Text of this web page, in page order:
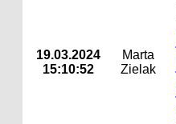
19.03.2024
15:10:52
Marta
Zielak